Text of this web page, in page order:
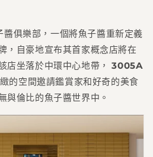
醬俱樂部，一個將魚子醬重新定義
，自豪地宣布其首家概念店將在
店坐落於中環中心地帶，
3005A
的空間邀請鑑賞家和好奇的美食
與倫比的魚子醬世界中。